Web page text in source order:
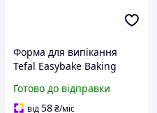
Форма для випікання
Tefal Easybake Baking
(b468411)
Готово до відправки
від58₴/міс